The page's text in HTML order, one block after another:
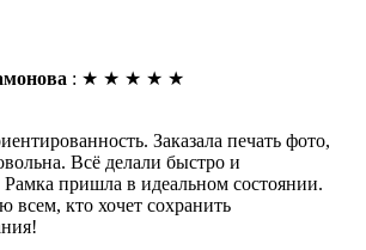
: ★ ★ ★ ★ ★
Заказала печать фото,
Всё делали быстро и
Рамка пришла в идеальном состоянии.
всем, кто хочет сохранить